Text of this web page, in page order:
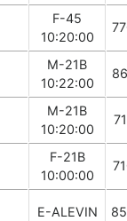
F-45
10:20:00
M-21B
10:22:00
M-21B
10:20:00
F-21B
10:00:00
E-ALEVIN